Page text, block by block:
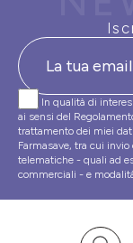
In qualità di
ai sensi del
trattamento dei miei
Farmasave, tra cui
telematiche - quali ad
commerciali - e